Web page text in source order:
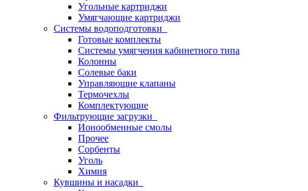
Угольные картриджи
Умягчающие картриджи
Системы водоподготовки
Готовые комплекты
Системы умягчения кабинетного типа
Колонны
Солевые баки
Управляющие клапаны
Термочехлы
Комплектующие
Фильтрующие загрузки
Ионообменные смолы
Прочее
Сорбенты
Уголь
Химия
Кувшины и насадки